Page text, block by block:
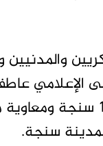
والمدنيين
الإعلامي
حاكم إقليم النيل الأزرق
سنجة.